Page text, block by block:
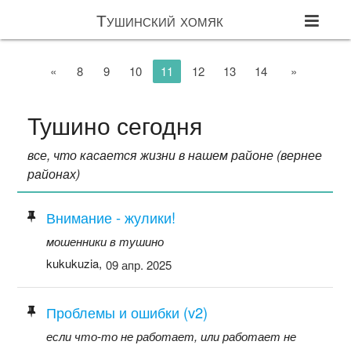
Тушинский хомяк
« 8 9 10 11 12 13 14 »
Тушино сегодня
все, что касается жизни в нашем районе (вернее
районах)
Внимание - жулики!
мошенники в тушино
kukukuzia, 09 апр. 2025
Проблемы и ошибки (v2)
если что-то не работает, или работает не